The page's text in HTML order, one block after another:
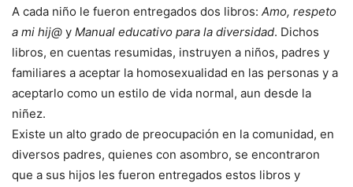
A cada niño le fueron entregados dos libros: Amo, respeto
a mi hij@ y Manual educativo para la diversidad. Dichos
libros, en cuentas resumidas, instruyen a niños, padres y
familiares a aceptar la homosexualidad en las personas y a
aceptarlo como un estilo de vida normal, aun desde la
niñez.
Existe un alto grado de preocupación en la comunidad, en
diversos padres, quienes con asombro, se encontraron
que a sus hijos les fueron entregados estos libros y